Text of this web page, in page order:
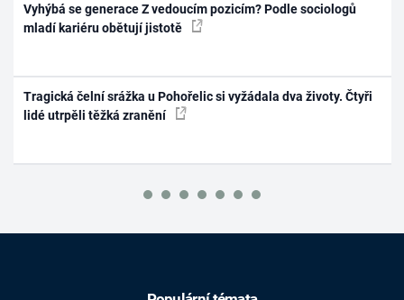
Vyhýbá se generace Z vedoucím pozicím? Podle sociologů
mladí kariéru obětují jistotě
Tragická čelní srážka u Pohořelic si vyžádala dva životy. Čtyři
lidé utrpěli těžká zranění